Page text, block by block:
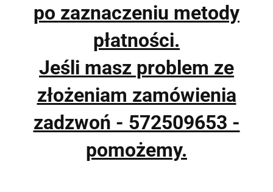
po zaznaczeniu metody
płatności.
Jeśli masz problem ze
złożeniam zamówienia
zadzwoń - 572509653 -
pomożemy.